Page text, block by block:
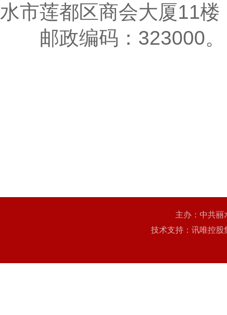
水市莲都区商会大厦11
邮政编码：323000。
主办：中共
技术支持：讯唯控